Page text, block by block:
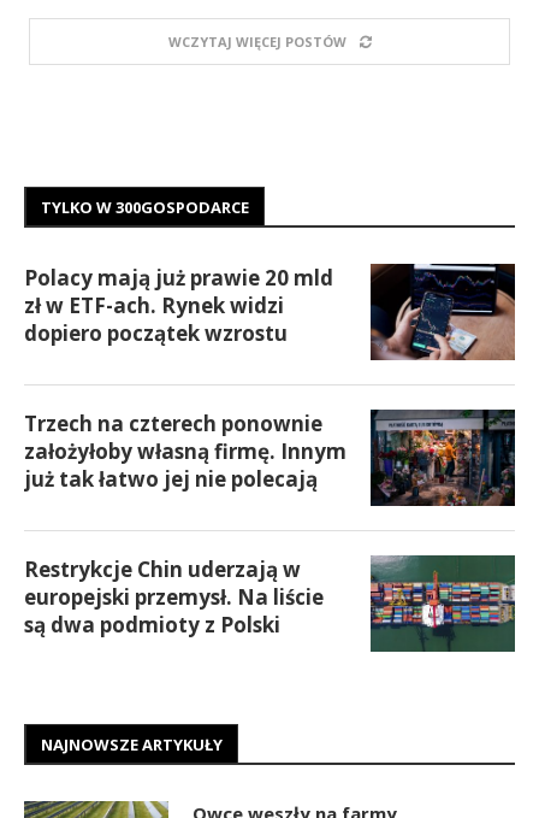
WCZYTAJ WIĘCEJ POSTÓW
TYLKO W 300GOSPODARCE
Polacy mają już prawie 20 mld
zł w ETF-ach. Rynek widzi
dopiero początek wzrostu
Trzech na czterech ponownie
założyłoby własną firmę. Innym
już tak łatwo jej nie polecają
Restrykcje Chin uderzają w
europejski przemysł. Na liście
są dwa podmioty z Polski
NAJNOWSZE ARTYKUŁY
Owce weszły na farmy